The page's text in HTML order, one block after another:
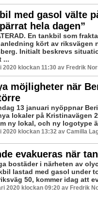
med gasol välte
hela dagen”
En tankbil som
kört av riksvägen
Initialt beskrevs
...
2020 klockan 11:30 av Fredrik
möjligheter när
13 januari nyöppnar
lokaler på Kristinavägen
ny lokal, och ny logotype
2020 klockan 13:32 av Camilla
evakueras när
bostäder i närheten av
lastad med gasol under
50, kommer idag att
2020 klockan 09:20 av Fredrik